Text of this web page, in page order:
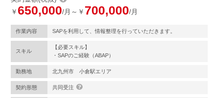
￥ 650,000/月～￥ 700,000/月
作業内容 SAPを利用して、情報整理を行っていただきます。
スキル
【必要スキル】
・SAPのご経験（ABAP）
勤務地 北九州市 小倉駅エリア
契約形態 共同受注